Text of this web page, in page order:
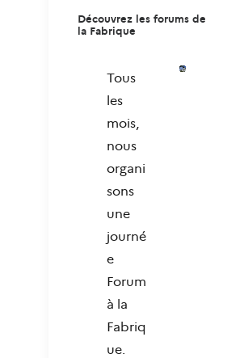
Découvrez les forums de
la Fabrique
Tous
les
mois,
nous
organi
sons
une
journé
e
Forum
à la
Fabriq
ue.